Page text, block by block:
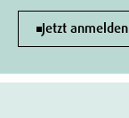
Jetzt anmelden